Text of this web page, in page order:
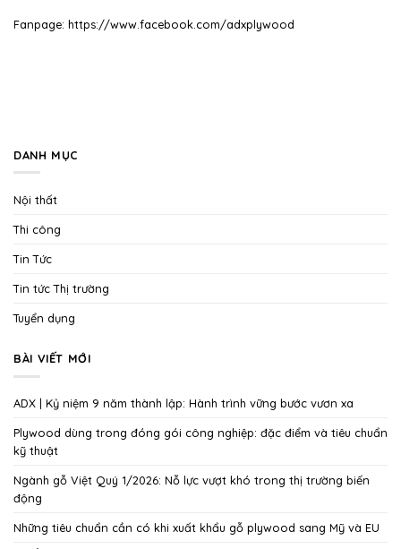
Fanpage: https://www.facebook.com/adxplywood
DANH MỤC
Nội thất
Thi công
Tin Tức
Tin tức Thị trường
Tuyển dụng
BÀI VIẾT MỚI
ADX | Kỷ niệm 9 năm thành lập: Hành trình vững bước vươn xa
Plywood dùng trong đóng gói công nghiệp: đặc điểm và tiêu chuẩn
kỹ thuật
Ngành gỗ Việt Quý 1/2026: Nỗ lực vượt khó trong thị trường biến
động
Những tiêu chuẩn cần có khi xuất khẩu gỗ plywood sang Mỹ và EU